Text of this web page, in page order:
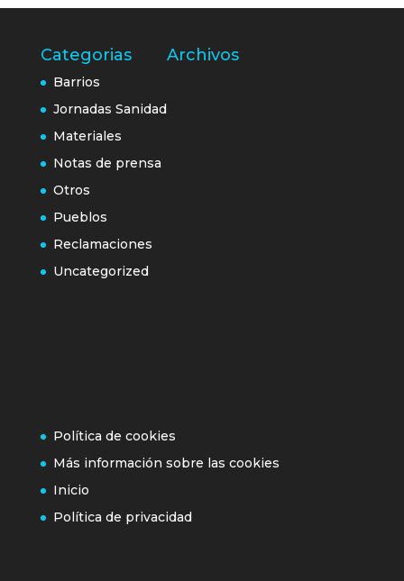
Categorias
Barrios
Jornadas Sanidad
Materiales
Notas de prensa
Otros
Pueblos
Reclamaciones
Uncategorized
Archivos
Política de cookies
Más información sobre las cookies
Inicio
Política de privacidad